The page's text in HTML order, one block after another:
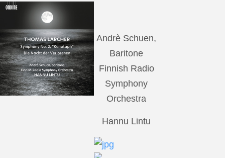
Andrè Schuen,
Baritone
Finnish Radio
Symphony
Orchestra
Hannu Lintu